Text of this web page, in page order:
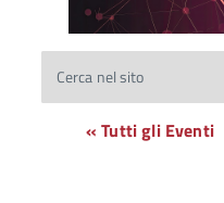
Cerca nel sito
« Tutti gli Eventi